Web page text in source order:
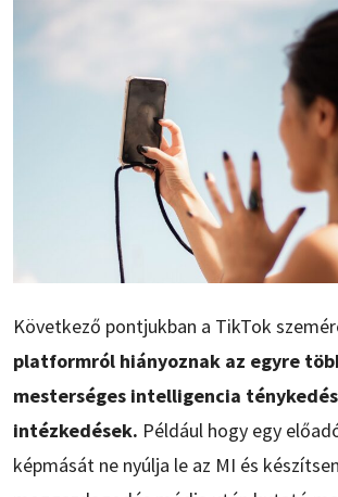
Következő pontjukban a TikTok
platformról hiányoznak az egyre
mesterséges intelligencia
intézkedések. Például hogy egy
képmását ne nyúlja le az MI és